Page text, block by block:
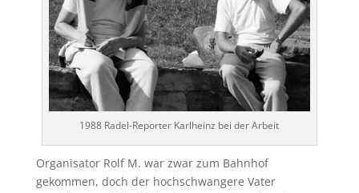
1988 Radel-Reporter Karlheinz bei der Arbeit
Organisator Rolf M. war zwar zum Bahnhof
gekommen, doch der hochschwangere Vater